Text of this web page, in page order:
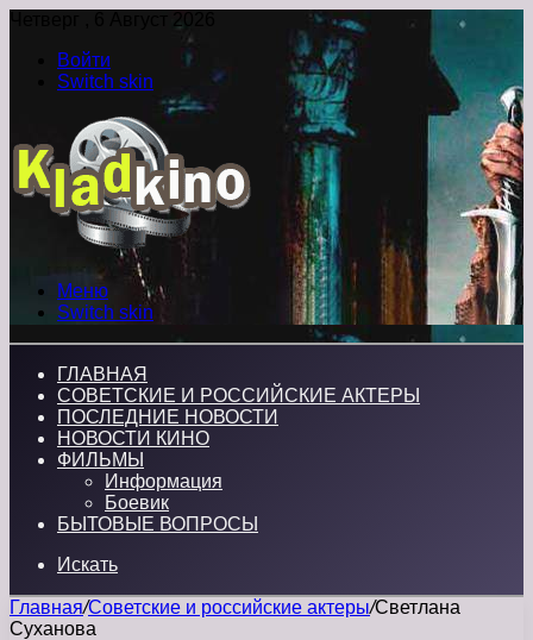
Четверг , 6 Август 2026
Войти
Switch skin
Меню
Switch skin
ГЛАВНАЯ
СОВЕТСКИЕ И РОССИЙСКИЕ АКТЕРЫ
ПОСЛЕДНИЕ НОВОСТИ
НОВОСТИ КИНО
ФИЛЬМЫ
Информация
Боевик
БЫТОВЫЕ ВОПРОСЫ
Искать
Главная/Советские и российские актеры/Светлана
Суханова